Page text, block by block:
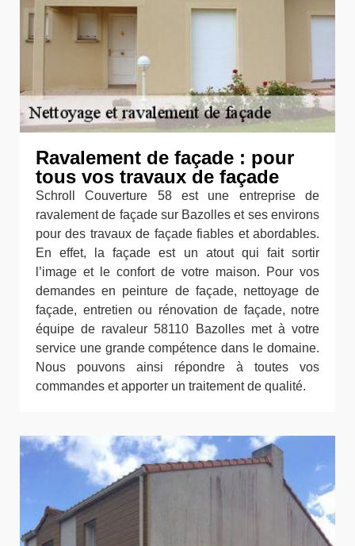
Ravalement de façade : pour
tous vos travaux de façade
Schroll Couverture 58 est une entreprise de
ravalement de façade sur Bazolles et ses environs
pour des travaux de façade fiables et abordables.
En effet, la façade est un atout qui fait sortir
l’image et le confort de votre maison. Pour vos
demandes en peinture de façade, nettoyage de
façade, entretien ou rénovation de façade, notre
équipe de ravaleur 58110 Bazolles met à votre
service une grande compétence dans le domaine.
Nous pouvons ainsi répondre à toutes vos
commandes et apporter un traitement de qualité.